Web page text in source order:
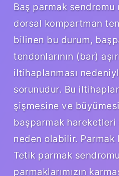
Baş parmak
dorsal kompartman
bilinen bu durum,
tendonlarının (bar)
iltihaplanması
sorunudur. Bu
şişmesine ve
başparmak hareketleri
neden olabilir. Parmak
Tetik parmak
parmaklarımızın